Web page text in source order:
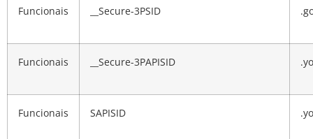
Funcionais __Secure-3PSID
Funcionais __Secure-3PAPISID
Funcionais SAPISID